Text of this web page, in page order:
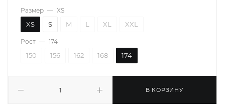
В КОРЗИНУ
Размер — XS
XS S M L XL XXL
Рост — 174
150 156 162 168 174